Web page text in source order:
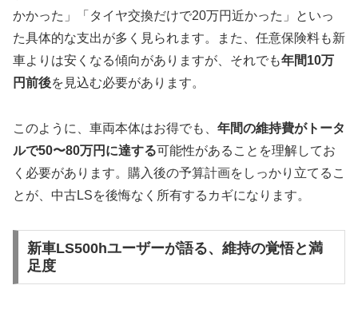
かかった」「タイヤ交換だけで20万円近かった」といっ
た具体的な支出が多く見られます。また、任意保険料も新
車よりは安くなる傾向がありますが、それでも年間10万
円前後を見込む必要があります。
このように、車両本体はお得でも、 年間の維持費がトータ
ルで50〜80万円に達する可能性があることを理解してお
く必要があります。購入後の予算計画をしっかり立てるこ
とが、中古LSを後悔なく所有するカギになります。
新車LS500hユーザーが語る、維持の覚悟と満
足度